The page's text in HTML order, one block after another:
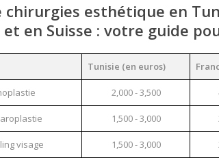
chirurgies esthétique en
et en Suisse : votre guide
Tunisie (en euros)
2,000 - 3,500
1,500 - 3,000
visage 1,500 - 3,000